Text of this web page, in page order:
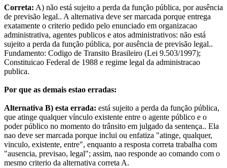
Correta: A) não está sujeito a perda da função pública, por ausência
de previsão legal.. A alternativa deve ser marcada porque entrega
exatamente o criterio pedido pelo enunciado em organizacao
administrativa, agentes publicos e atos administrativos: não está
sujeito a perda da função pública, por ausência de previsão legal..
Fundamento: Codigo de Transito Brasileiro (Lei 9.503/1997);
Constituicao Federal de 1988 e regime legal da administracao
publica.
Por que as demais estao erradas:
Alternativa B) esta errada: está sujeito a perda da função pública,
que atinge qualquer vínculo existente entre o agente público e o
poder público no momento do trânsito em julgado da sentença.. Ela
nao deve ser marcada porque inclui ou enfatiza "atinge, qualquer,
vinculo, existente, entre", enquanto a resposta correta trabalha com
"ausencia, previsao, legal"; assim, nao responde ao comando com o
mesmo criterio da alternativa correta A.